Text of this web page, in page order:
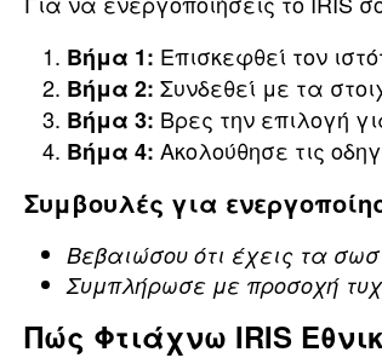
Βήμα 1: Επισκεφθεί τον
Βήμα 2: Συνδεθεί με τα
Βήμα 3: Βρες την επιλογή
Βήμα 4: Ακολούθησε τις
Συμβουλές για
Βεβαιώσου ότι έχεις τα
Συμπλήρωσε με προσοχή
Πώς Φτιάχνω IRIS